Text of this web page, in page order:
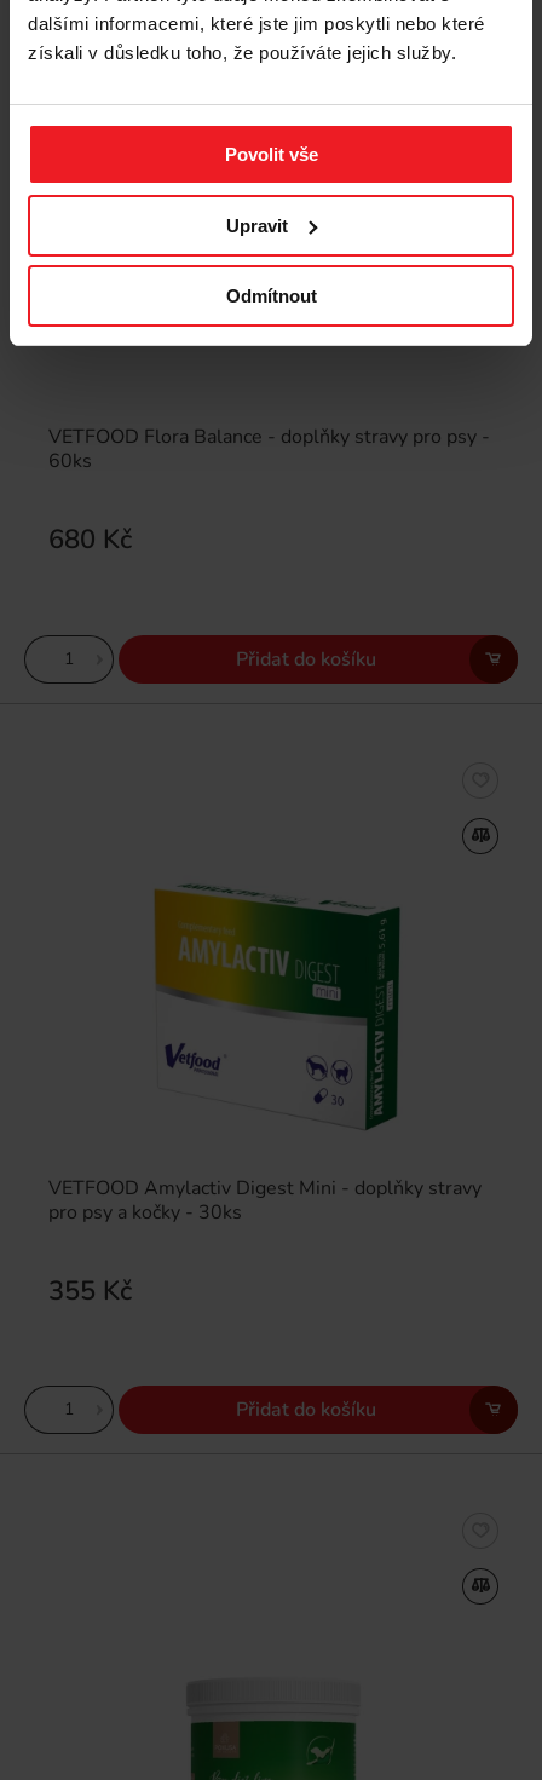
dalšími informacemi, které jste jim poskytli nebo které
získali v důsledku toho, že používáte jejich služby.
Povolit vše
Upravit
Odmítnout
VETFOOD Flora Balance - doplňky stravy pro psy -
60ks
680 Kč
Přidat do košíku
VETFOOD Amylactiv Digest Mini - doplňky stravy
pro psy a kočky - 30ks
355 Kč
Přidat do košíku